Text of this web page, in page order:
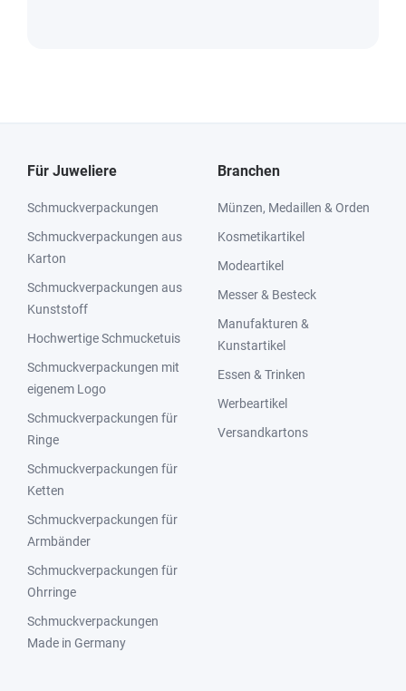
Für Juweliere
Schmuckverpackungen
Schmuckverpackungen aus
Karton
Schmuckverpackungen aus
Kunststoff
Hochwertige Schmucketuis
Schmuckverpackungen mit
eigenem Logo
Schmuckverpackungen für
Ringe
Schmuckverpackungen für
Ketten
Schmuckverpackungen für
Armbänder
Schmuckverpackungen für
Ohrringe
Schmuckverpackungen
Made in Germany
Branchen
Münzen, Medaillen & Orden
Kosmetikartikel
Modeartikel
Messer & Besteck
Manufakturen &
Kunstartikel
Essen & Trinken
Werbeartikel
Versandkartons